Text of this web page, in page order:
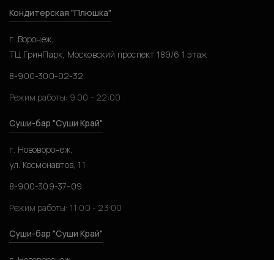
Кондитерская "Плюшка"
г. Воронеж,
ТЦ ГринПарк, Московский проспект 189/6 1 этаж
8-900-300-02-32
Режим работы: 9:00 - 22:00
Суши-бар "Суши Край"
г. Нововоронеж,
ул. Космонавтов, 11
8-900-309-37-09
Режим работы: 11:00 - 23:00
Суши-бар "Суши Край"